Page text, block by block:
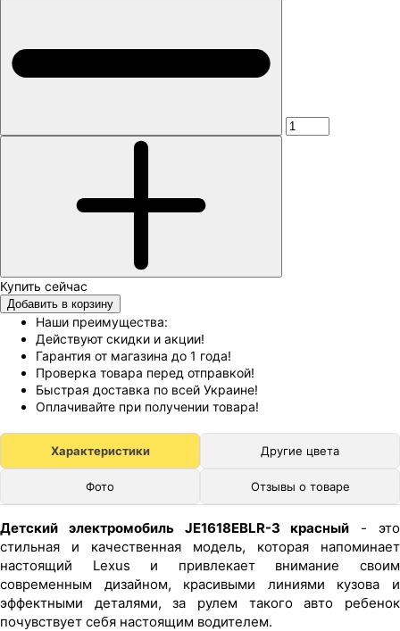
Добавить в корзину
Наши преимущества:
Действуют скидки и акции!
Гарантия от магазина до 1 года!
Проверка товара перед отправкой!
Быстрая доставка по всей Украине!
Оплачивайте при получении товара!
Характеристики Другие цвета
Фото Отзывы о товаре
Детский электромобиль JE1618EBLR-3 красный - это
стильная и качественная модель, которая напоминает
настоящий Lexus и привлекает внимание своим
современным дизайном, красивыми линиями кузова и
эффектными деталями, за рулем такого авто ребенок
почувствует себя настоящим водителем.